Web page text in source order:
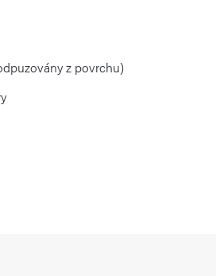
z povrchu)